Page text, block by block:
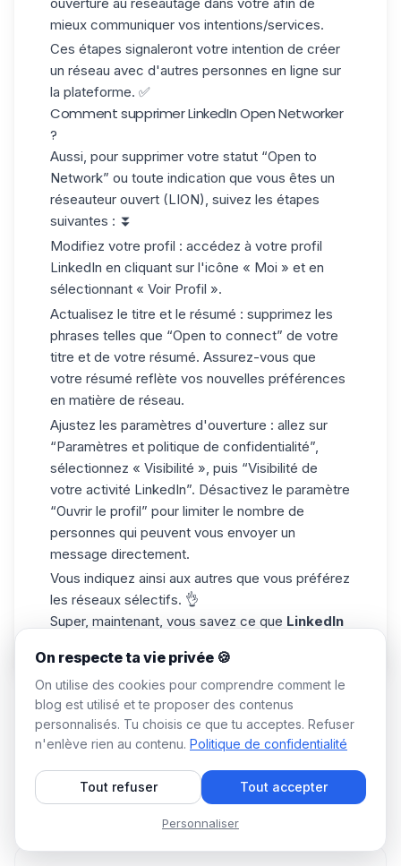
mieux communiquer vos intentions/services.
Ces étapes signaleront votre intention de créer
un réseau avec d'autres personnes en ligne sur
la plateforme. ✅
Comment supprimer LinkedIn Open Networker
?
Aussi, pour supprimer votre statut “Open to
Network” ou toute indication que vous êtes un
réseauteur ouvert (LION), suivez les étapes
suivantes : ⏬
Modifiez votre profil : accédez à votre profil
LinkedIn en cliquant sur l'icône « Moi » et en
sélectionnant « Voir Profil ».
Actualisez le titre et le résumé : supprimez les
phrases telles que “Open to connect” de votre
titre et de votre résumé. Assurez-vous que
votre résumé reflète vos nouvelles préférences
en matière de réseau.
Ajustez les paramètres d'ouverture : allez sur
“Paramètres et politique de confidentialité”,
sélectionnez « Visibilité », puis “Visibilité de
votre activité LinkedIn”. Désactivez le paramètre
“Ouvrir le profil” pour limiter le nombre de
personnes qui peuvent vous envoyer un
message directement.
Vous indiquez ainsi aux autres que vous préférez
les réseaux sélectifs. 👌
Super, maintenant, vous savez ce que LinkedIn
Ça pourrait t'intéresser
On respecte ta vie privée 🍪
On utilise des cookies pour comprendre comment le
blog est utilisé et te proposer des contenus
personnalisés. Tu choisis ce que tu acceptes. Refuser
n'enlève rien au contenu. Politique de confidentialité
Tout refuser Tout accepter
Personnaliser